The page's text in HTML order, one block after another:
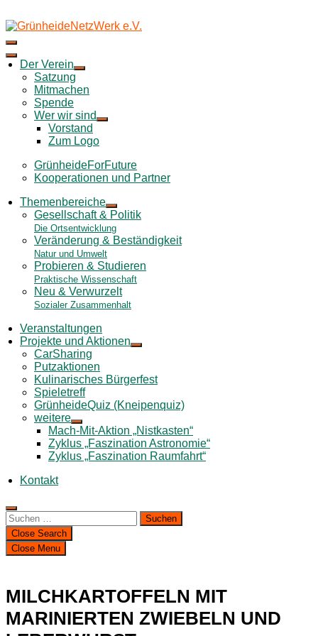
to
Der Verein
Satzung
Mitmachen
Spende
Wer wir sind
Vorstand
Zum Logo
GrünheideForFuture
Kooperationen und Partner
Themenbereiche
Gesellschaft & Politik
Die Ortsentwicklung
Veränderung & Beständigkeit
Natur und Umwelt
Probieren & Studieren
Praktische Wissenschaft
Neu & Verwurzelt
Sozialer Zusammenhalt
Veranstaltungen
Projekte und Aktionen
CarSharing
Putzaktionen
Kulinarisches Bürgerfest
Spieletreff
GrünheideQuiz (Kneipenquiz)
weitere
Mach-Mit-Aktion „Nistkasten“
Zyklus „Faszination Astronomie“
Zyklus „Faszination Raumfahrt“
Kontakt
Suchen
nach:
Close Search
Close Menu
MILCHKARTOFFELN MIT
MARINIERTEN ZWIEBELN UND